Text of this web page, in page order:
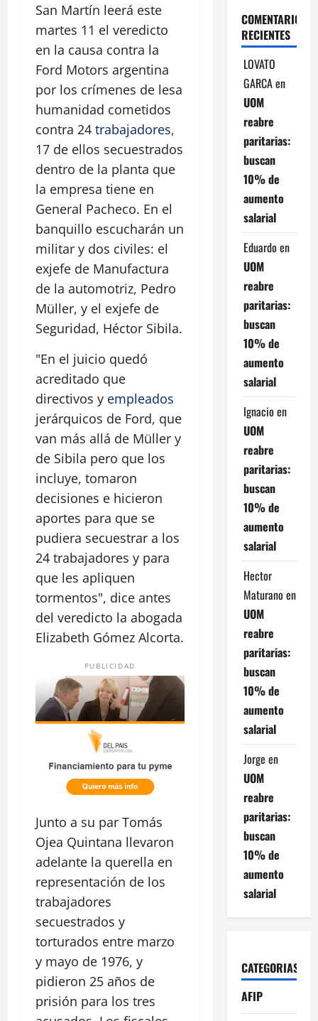
San Martín leerá este
martes 11 el veredicto
en la causa contra la
Ford Motors argentina
por los crímenes de lesa
humanidad cometidos
contra 24 trabajadores,
17 de ellos secuestrados
dentro de la planta que
la empresa tiene en
General Pacheco. En el
banquillo escucharán un
militar y dos civiles: el
exjefe de Manufactura
de la automotriz, Pedro
Müller, y el exjefe de
Seguridad, Héctor Sibila.
"En el juicio quedó
acreditado que
directivos y empleados
jerárquicos de Ford, que
van más allá de Müller y
de Sibila pero que los
incluye, tomaron
decisiones e hicieron
aportes para que se
pudiera secuestrar a los
24 trabajadores y para
que les apliquen
tormentos", dice antes
del veredicto la abogada
Elizabeth Gómez Alcorta.
PUBLICIDAD
Junto a su par Tomás
Ojea Quintana llevaron
adelante la querella en
representación de los
trabajadores
secuestrados y
torturados entre marzo
y mayo de 1976, y
pidieron 25 años de
prisión para los tres
COMENTARIOS
RECIENTES
LOVATO
GARCAen
UOM
reabre
paritarias:
buscan
10% de
aumento
salarial
Eduardo en
UOM
reabre
paritarias:
buscan
10% de
aumento
salarial
Ignacio en
UOM
reabre
paritarias:
buscan
10% de
aumento
salarial
Hector
Maturano en
UOM
reabre
paritarias:
buscan
10% de
aumento
salarial
Jorge en
UOM
reabre
paritarias:
buscan
10% de
aumento
salarial
CATEGORIAS
AFIP